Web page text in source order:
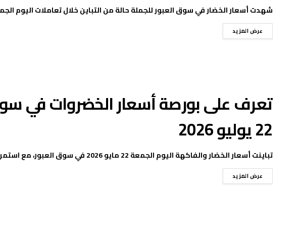
شهدت أسعار الخضار في سوق العبور للجملة حالة من التباين خلال تعاملات اليوم الجمعة 29
عرض المزيد
تعرف على بورصة أسعار الخضروات في
22 يوليو 2026
تباينت أسعار الخضار والفاكهة اليوم الجمعة 22 مايو 2026 في سوق العبور، مع استمرار انخفاض أسعار ...
عرض المزيد